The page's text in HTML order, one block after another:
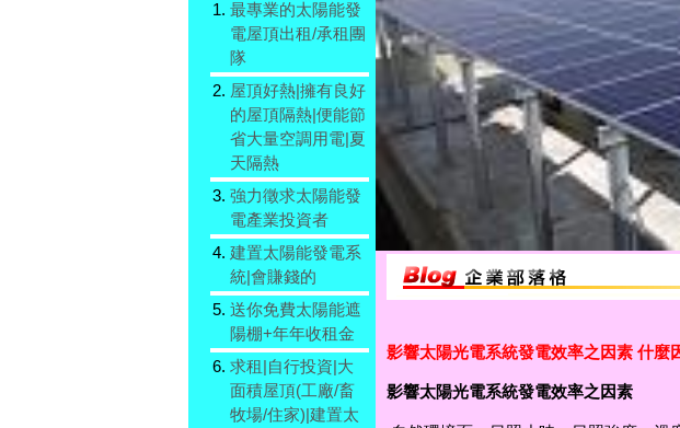
1. 最專業的太陽能發
電屋頂出租/承租團
隊
2. 屋頂好熱|擁有良好
的屋頂隔熱|便能節
省大量空調用電|夏
天隔熱
3. 強力徵求太陽能發
電產業投資者
4. 建置太陽能發電系
統|會賺錢的
5. 送你免費太陽能遮
陽棚+年年收租金
6. 求租|自行投資|大
面積屋頂(工廠/畜
牧場/住家)|建置太
影響太陽光電系統發電效率之因素 什麼
影響太陽光電系統發電效率之因素